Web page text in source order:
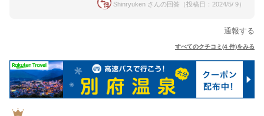
Shinryuken さんの回答（投稿日：2024/5/ 9）
通報する
すべてのクチコミ(4 件)をみる